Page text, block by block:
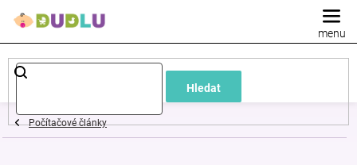
Hledat
Dětské
a
Počítačové články